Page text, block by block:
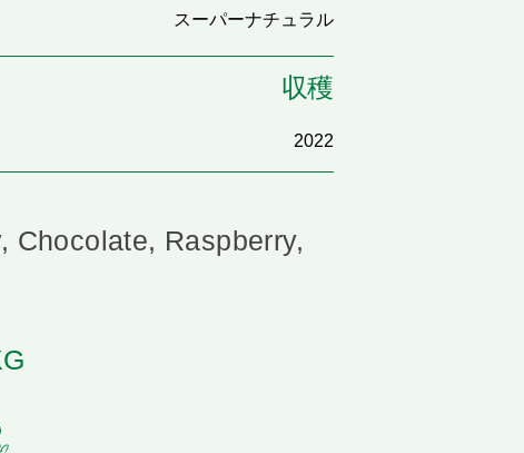
スーパーナチュラル
収穫
2022
Chocolate, Raspberry,